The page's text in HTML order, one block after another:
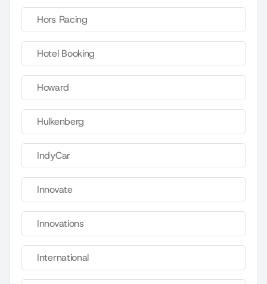
Hors Racing
Hotel Booking
Howard
Hulkenberg
IndyCar
Innovate
Innovations
International